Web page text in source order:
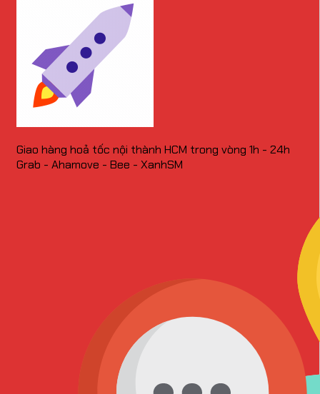
Giao hàng hoả tốc nội thành HCM trong vòng 1h - 24h
Grab - Ahamove - Bee - XanhSM